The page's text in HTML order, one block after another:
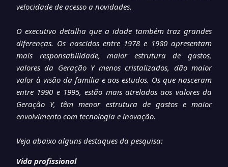
velocidade de acesso a novidades.
O executivo detalha que a idade também traz grandes
diferenças. Os nascidos entre 1978 e 1980 apresentam
mais responsabilidade, maior estrutura de gastos,
valores da Geração Y menos cristalizados, dão maior
valor à visão da família e aos estudos. Os que nasceram
entre 1990 e 1995, estão mais atrelados aos valores da
Geração Y, têm menor estrutura de gastos e maior
envolvimento com tecnologia e inovação.
Veja abaixo alguns destaques da pesquisa:
Vida profissional